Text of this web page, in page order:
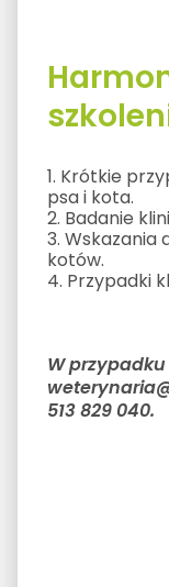
1. Krótkie
psa i kota.
2. Badanie
3. Wskazania
kotów.
4. Przypadki
W
513 829 040.